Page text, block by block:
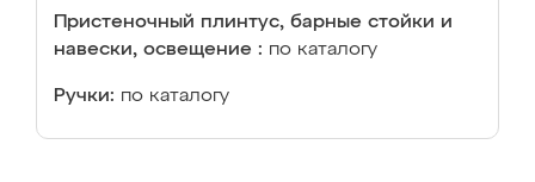
Пристеночный плинтус, барные стойки и
навески, освещение : по каталогу
Ручки: по каталогу